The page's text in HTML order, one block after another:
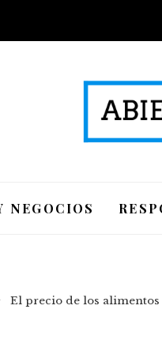
NEGOCIOS
El precio de los alimentos